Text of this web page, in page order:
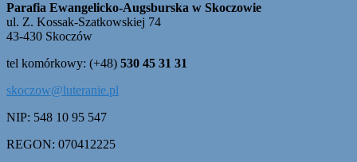
Parafia Ewangelicko-Augsburska w Skoczowie
ul. Z. Kossak-Szatkowskiej 74
43-430 Skoczów
tel komórkowy: (+48) 530 45 31 31
skoczow@luteranie.pl
NIP: 548 10 95 547
REGON: 070412225